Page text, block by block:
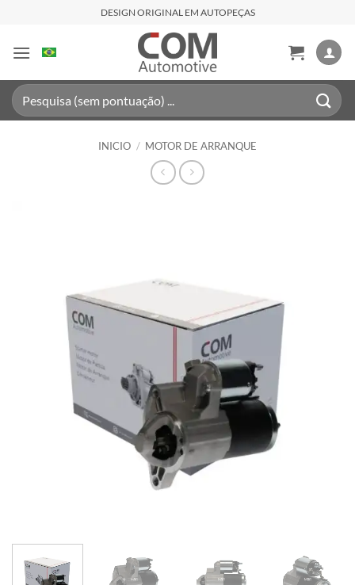
contenido
DESIGN ORIGINAL EM AUTOPEÇAS
Buscar
por:
INICIO / MOTOR DE ARRANQUE